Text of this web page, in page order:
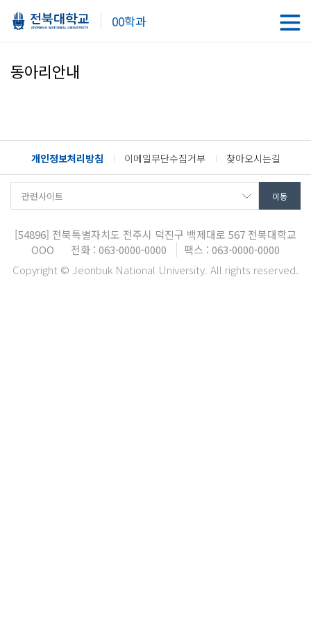
00학과
동아리안내
개인정보처리방침 이메일무단수집거부 찾아오시는길
[54896] 전북특별자치도 전주시 덕진구 백제대로 567 전북대학교
OOO
전화 : 063-0000-0000
팩스 : 063-0000-0000
Copyright © Jeonbuk National University. All rights reserved.